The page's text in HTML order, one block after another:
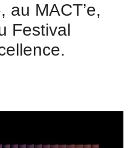
au MACT’e,
Festival